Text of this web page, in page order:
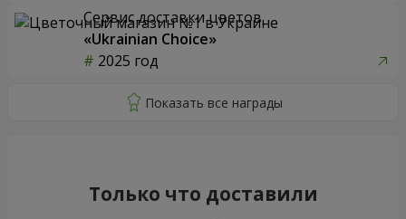
Сервис доставки цветов
«Ukrainian Choice»
2025 год
Только что доставили